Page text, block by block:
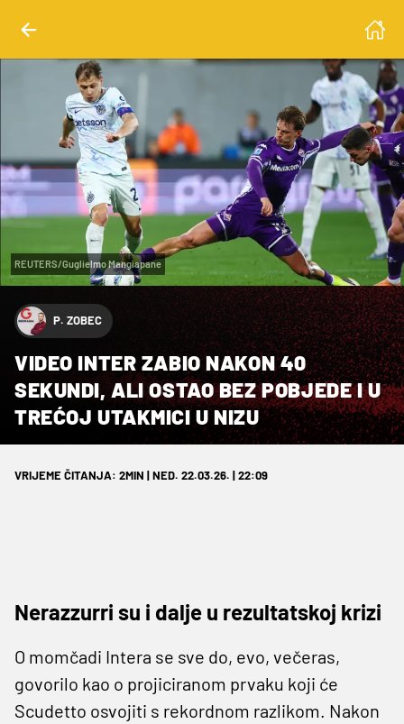
REUTERS/Guglielmo Mangiapane
P. ZOBEC
VIDEO INTER ZABIO NAKON 40
SEKUNDI, ALI OSTAO BEZ POBJEDE I U
TREĆOJ UTAKMICI U NIZU
VRIJEME ČITANJA: 2MIN | NED. 22.03.26. | 22:09
Nerazzurri su i dalje u rezultatskoj krizi
O momčadi Intera se sve do, evo, večeras,
govorilo kao o projiciranom prvaku koji će
Scudetto osvojiti s rekordnom razlikom. Nakon